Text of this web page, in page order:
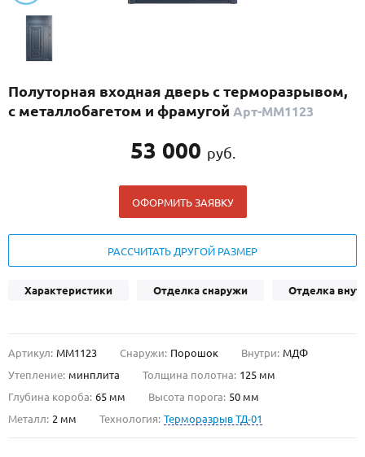
С реечным дизайном (29)
ПО НАЗНАЧЕНИЮ
ПО КОНСТРУКЦИИ
ДВЕРИ С ТЕРМОРАЗРЫВОМ
ГАЛЕРЕЯ
ОПЛАТА
УСТАНОВКА
О НАС
КОНТАКТЫ
Полуторная входная дверь с терморазрывом,
с металлобагетом и фрамугой Арт-ММ1123
53 000 руб.
ОФОРМИТЬ ЗАЯВКУ
РАССЧИТАТЬ ДРУГОЙ РАЗМЕР
Характеристики Отделка снаружи Отделка
Артикул: ММ1123 Снаружи: Порошок Внутри: МДФ
Утепление: минплита Толщина полотна: 125 мм
Глубина короба: 65 мм Высота порога: 50 мм
Металл: 2 мм Технология: Терморазрыв ТД-01